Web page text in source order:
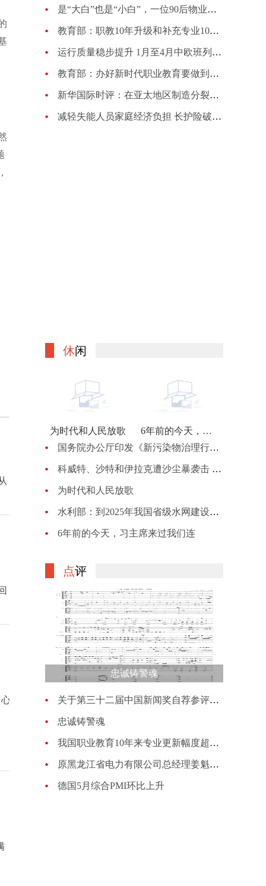
是“大白”也是“小白”，一位90后物业人的选择
教育部：职教10年升级和补充专业1007种 更新幅度超70%
运行质量稳步提升 1月至4月中欧班列累计开行4813列
教育部：办好新时代职业教育要做到五个“必须坚持”
新华国际时评：在亚太地区制造分裂对抗的图谋注定失败
减轻失能人员家庭经济负担 长护险破局养老困境
休闲
为时代和人民放歌
6年前的今天，习主席来过我们连
国务院办公厅印发《新污染物治理行动方案》
科威特、沙特和伊拉克遭沙尘暴袭击 机场、机关等关闭
为时代和人民放歌
水利部：到2025年我国省级水网建设规划体系全面建立
6年前的今天，习主席来过我们连
点评
忠诚铸警魂
关于第三十二届中国新闻奖自荐参评作品的公示
忠诚铸警魂
我国职业教育10年来专业更新幅度超过70%
原黑龙江省电力有限公司总经理姜魁接受纪律审查和监察调查
德国5月综合PMI环比上升